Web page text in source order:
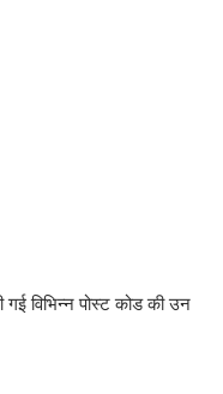
विभिन्न पोस्ट कोड की उन